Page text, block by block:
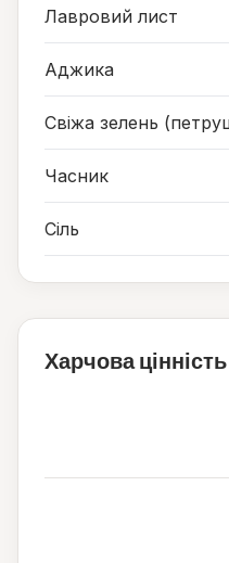
Лавровий лист
Аджика
Свіжа зелень
Часник
Сіль
Харчова цінність